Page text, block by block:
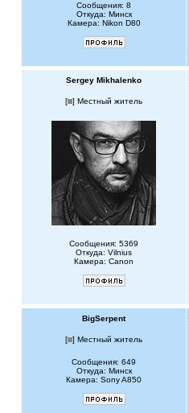
Сообщения: 8
Откуда: Минск
Камера: Nikon D80
Sergey Mikhalenko
[ ] Местный житель
Сообщения: 5369
Откуда: Vilnius
Камера: Canon
BigSerpent
[ ] Местный житель
Сообщения: 649
Откуда: Минск
Камера: Sony A850